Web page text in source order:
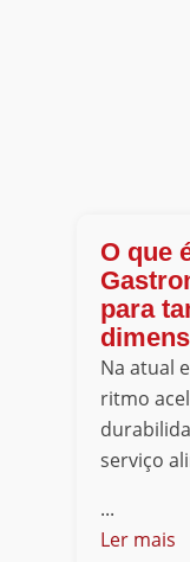
O que
para
Na atual
ritmo
serviço
...
Ler mais